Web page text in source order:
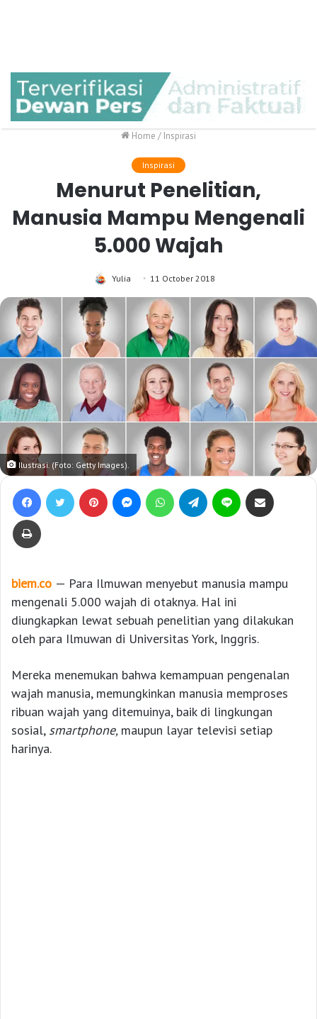
Home / Inspirasi
Inspirasi
Menurut Penelitian,
Manusia Mampu Mengenali
5.000 Wajah
Yulia 11 October 2018
Ilustrasi. (Foto: Getty Images).
biem.co — Para Ilmuwan menyebut manusia mampu
mengenali 5.000 wajah di otaknya. Hal ini
diungkapkan lewat sebuah penelitian yang dilakukan
oleh para Ilmuwan di Universitas York, Inggris.
Mereka menemukan bahwa kemampuan pengenalan
wajah manusia, memungkinkan manusia memproses
ribuan wajah yang ditemuinya, baik di lingkungan
sosial, smartphone, maupun layar televisi setiap
harinya.